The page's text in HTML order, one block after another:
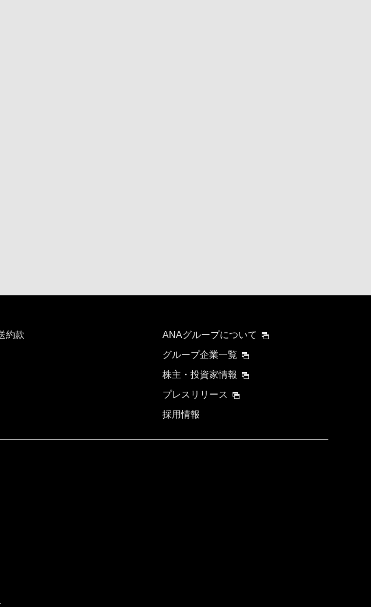
約款
ANAグループについて
グループ企業一覧
株主・投資家情報
プレスリリース
採用情報